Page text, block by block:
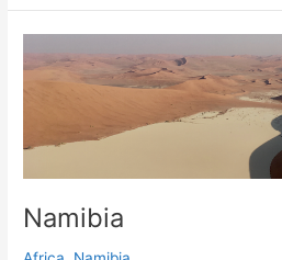
imperiali
e
deserto
Namibia